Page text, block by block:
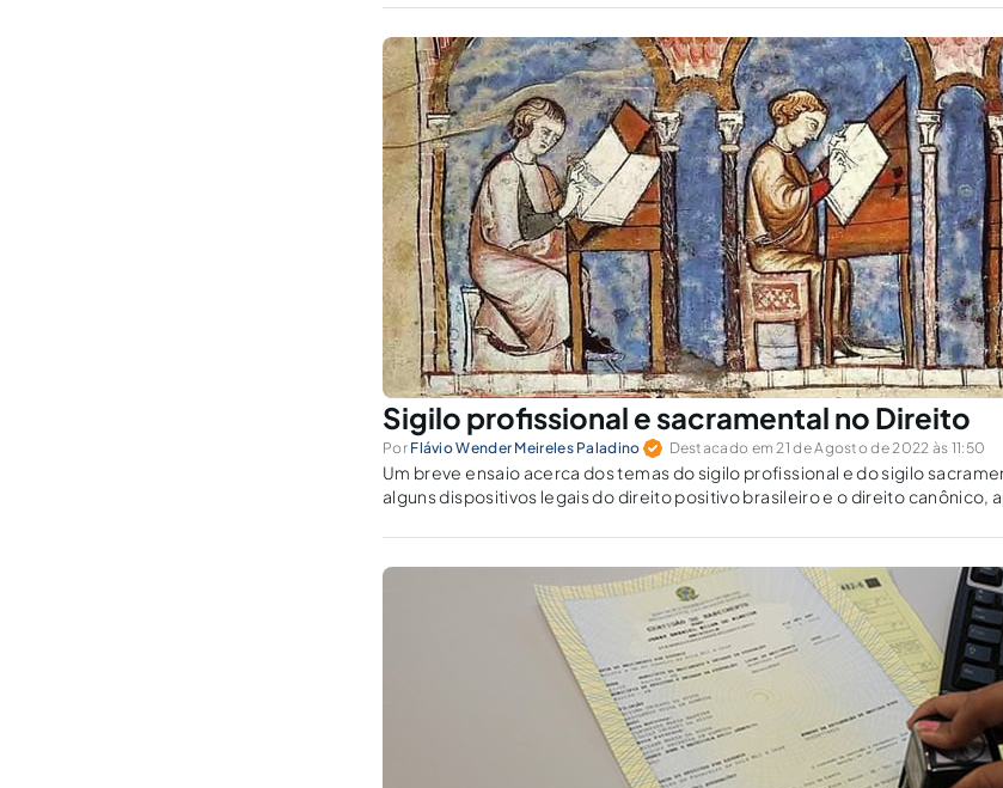
indivíduo, especialmente no...
Sigilo profissional e sacramental no Direito
Por Flávio Wender Meireles Paladino Destacado em 21 de Agosto de 2022 às 11:50
Um breve ensaio acerca dos temas do sigilo profissional e do sigilo
alguns dispositivos legais do direito positivo brasileiro e o direito canônico,